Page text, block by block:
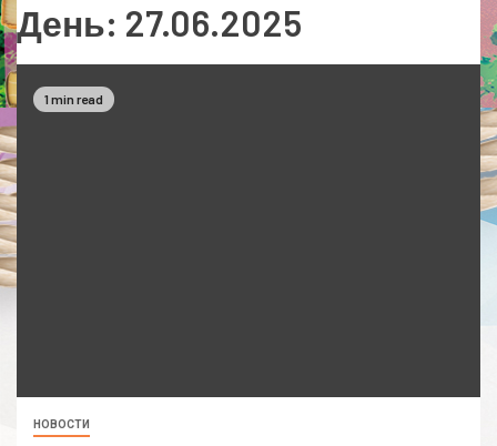
День: 27.06.2025
1 min read
НОВОСТИ